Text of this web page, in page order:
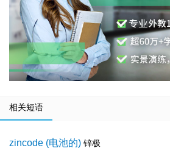
相关短语
zincode (电池的) 锌极